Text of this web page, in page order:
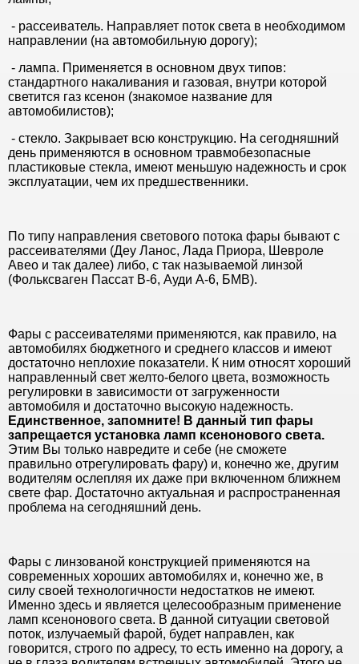
- рассеиватель. Направляет поток света в необходимом
направлении (на автомобильную дорогу);
- лампа. Применяется в основном двух типов:
стандартного накаливания и газовая, внутри которой
светится газ ксенон (знакомое название для
автомобилистов);
- стекло. Закрывает всю конструкцию. На сегодняшний
день применяются в основном травмобезопасные
пластиковые стекла, имеют меньшую надежность и срок
эксплуатации, чем их предшественники.
По типу направления светового потока фары бывают с
рассеивателями (Деу Ланос, Лада Приора, Шевроле
Авео и так далее) либо, с так называемой линзой
(Фольксваген Пассат В-6, Ауди А-6, БМВ).
Фары с рассеивателями применяются, как правило, на
автомобилях бюджетного и среднего классов и имеют
достаточно неплохие показатели. К ним относят хороший
направленный свет желто-белого цвета, возможность
регулировки в зависимости от загруженности
автомобиля и достаточно высокую надежность.
Единственное, запомните! В данный тип фары
запрещается установка ламп ксенонового света.
Этим Вы только навредите и себе (не сможете
правильно отрегулировать фару) и, конечно же, другим
водителям ослепляя их даже при включенном ближнем
свете фар. Достаточно актуальная и распространенная
проблема на сегодняшний день.
Фары с линзованой конструкцией применяются на
современных хороших автомобилях и, конечно же, в
силу своей технологичности недостатков не имеют.
Именно здесь и является целесообразным применение
ламп ксенонового света. В данной ситуации световой
поток, излучаемый фарой, будет направлен, как
говорится, строго по адресу, то есть именно на дорогу, а